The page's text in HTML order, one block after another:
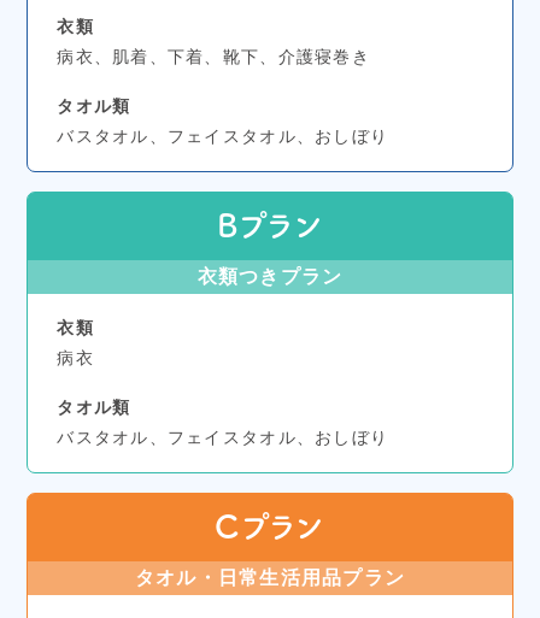
衣類
病衣、肌着、下着、靴下、介護寝巻き
タオル類
バスタオル、フェイスタオル、おしぼり
Bプラン
衣類つきプラン
衣類
病衣
タオル類
バスタオル、フェイスタオル、おしぼり
Cプラン
タオル・日常生活用品プラン